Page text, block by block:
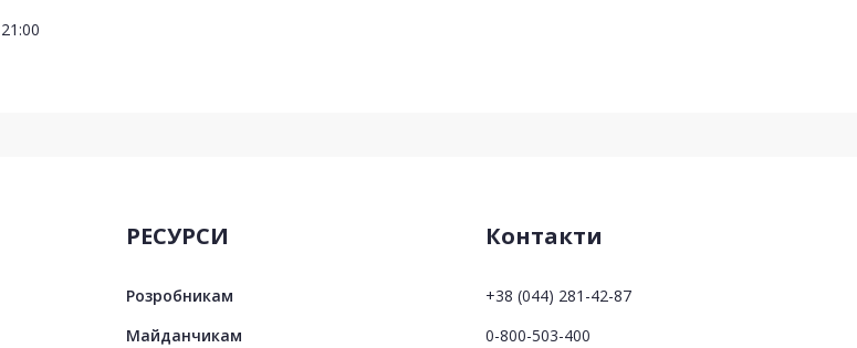
21:00
РЕСУРСИ
Розробникам
Майданчикам
Контакти
+38 (044) 281-42-87
0-800-503-400